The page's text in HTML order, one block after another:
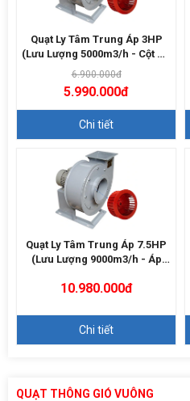
Quạt Ly Tâm Trung Áp 3HP
(Lưu Lượng 5000m3/h - Cột Áp
1200Pa)
6.900.000đ
5.990.000đ
Chi tiết
Quạt Ly Tâm Trung Áp 7.5HP
(Lưu Lượng 9000m3/h - Áp
10.980.000đ
Chi tiết
QUẠT THÔNG GIÓ VUÔNG